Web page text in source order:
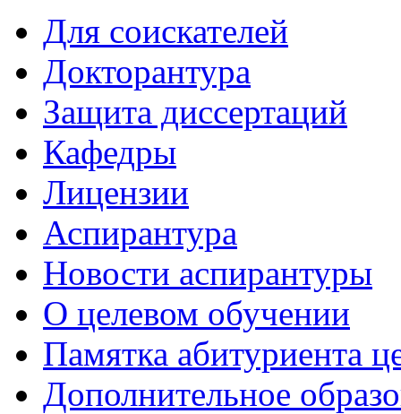
Для соискателей
Докторантура
Защита диссертаций
Кафедры
Лицензии
Аспирантура
Новости аспирантуры
О целевом обучении
Памятка абитуриента
Дополнительное